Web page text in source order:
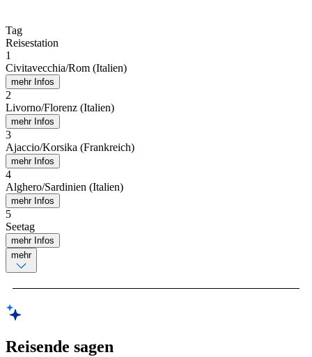
Tag
Reisestation
1
Civitavecchia/Rom (Italien)
mehr Infos
2
Livorno/Florenz (Italien)
mehr Infos
3
Ajaccio/Korsika (Frankreich)
mehr Infos
4
Alghero/Sardinien (Italien)
mehr Infos
5
Seetag
mehr Infos
mehr
Reisende sagen